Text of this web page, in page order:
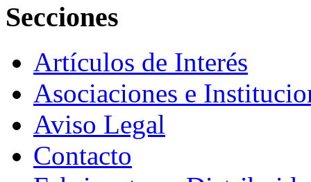
Secciones
Artículos de Interés
Asociaciones e
Aviso Legal
Contacto